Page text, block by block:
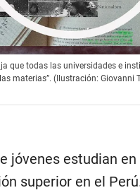
que todas las universidades e
materias”. (Ilustración: Giovanni
jóvenes estudian
superior en el